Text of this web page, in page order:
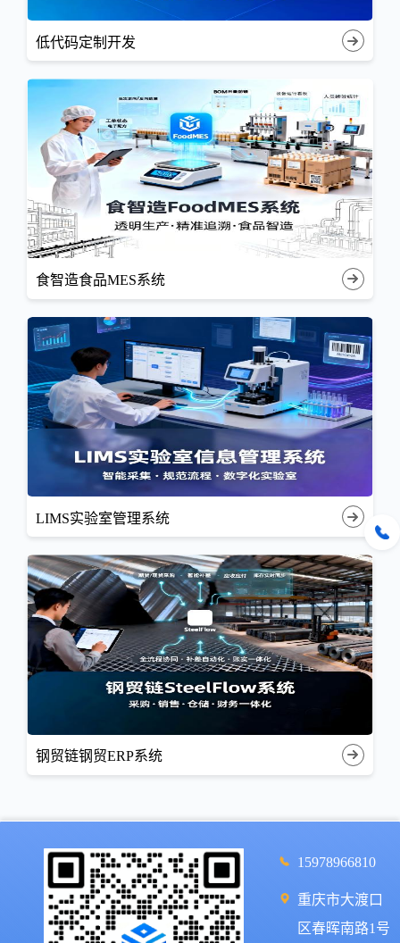
低代码定制开发
食智造食品MES系统
LIMS实验室管理系统
钢贸链钢贸ERP系统
15978966810
重庆市大渡口
区春晖南路1号